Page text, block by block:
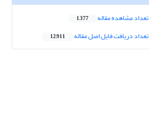
تعداد مشاهده مقاله 1,377
تعداد دریافت فایل اصل مقاله 12,911